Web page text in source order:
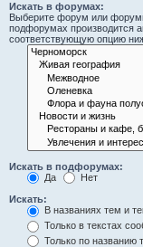
Искать в форумах:
Выберите форум или
подфорумах производится
соответствующую опцию
Искать в подфорумах:
Да
Нет
Искать:
В названиях тем и
Только в текстах
Только по названию